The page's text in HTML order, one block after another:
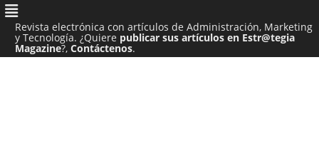
Revista electrónica con artículos de Administración, Marketing
y Tecnología. ¿Quiere publicar sus artículos en Estr@tegia
Magazine?, Contáctenos.